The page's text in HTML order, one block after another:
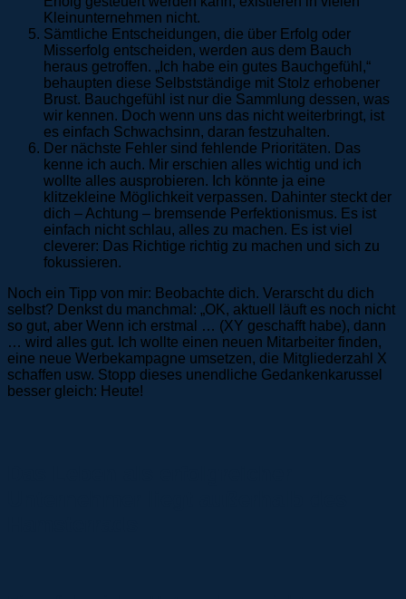
Kleinunternehmen nicht.
Sämtliche Entscheidungen, die über Erfolg oder
Misserfolg entscheiden, werden aus dem Bauch
heraus getroffen. „Ich habe ein gutes Bauchgefühl,“
behaupten diese Selbstständige mit Stolz erhobener
Brust. Bauchgefühl ist nur die Sammlung dessen, was
wir kennen. Doch wenn uns das nicht weiterbringt, ist
es einfach Schwachsinn, daran festzuhalten.
Der nächste Fehler sind fehlende Prioritäten. Das
kenne ich auch. Mir erschien alles wichtig und ich
wollte alles ausprobieren. Ich könnte ja eine
klitzekleine Möglichkeit verpassen. Dahinter steckt der
dich – Achtung – bremsende Perfektionismus. Es ist
einfach nicht schlau, alles zu machen. Es ist viel
cleverer: Das Richtige richtig zu machen und sich zu
fokussieren.
Noch ein Tipp von mir: Beobachte dich. Verarscht du dich
selbst? Denkst du manchmal: „OK, aktuell läuft es noch nicht
so gut, aber Wenn ich erstmal … (XY geschafft habe), dann
… wird alles gut. Ich wollte einen neuen Mitarbeiter finden,
eine neue Werbekampagne umsetzen, die Mitgliederzahl X
schaffen usw. Stopp dieses unendliche Gedankenkarussel
besser gleich: Heute!